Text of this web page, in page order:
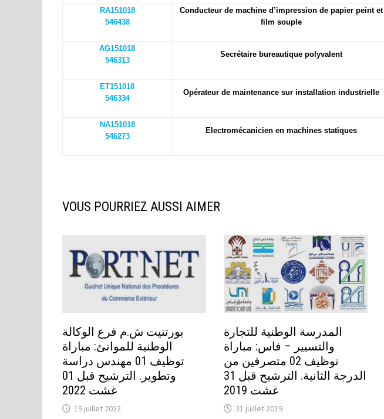
RA151018
546438
Conducteur de machine d’impression de papier peint et
film souple
AG151018
546313
Secrétaire bureautique polyvalent
ET151018
546334
Opérateur de maintenance sur installation industrielle
NA151018
546273
Electromécanicien en machines statiques
VOUS POURRIEZ AUSSI AIMER
بورتنيت ش.م فرع الوكالة
الوطنية للموانئ: مباراة
توظيف 01 مهندس دراسة
وتطوير. الترشيح قبل 01
غشت 2022
19 juillet 2022
المدرسة الوطنية للتجارة
والتسيير – فاس: مباراة
توظيف 02 متصرفين من
الدرجة الثانية. الترشيح قبل 31
غشت 2019
31 juillet 2019